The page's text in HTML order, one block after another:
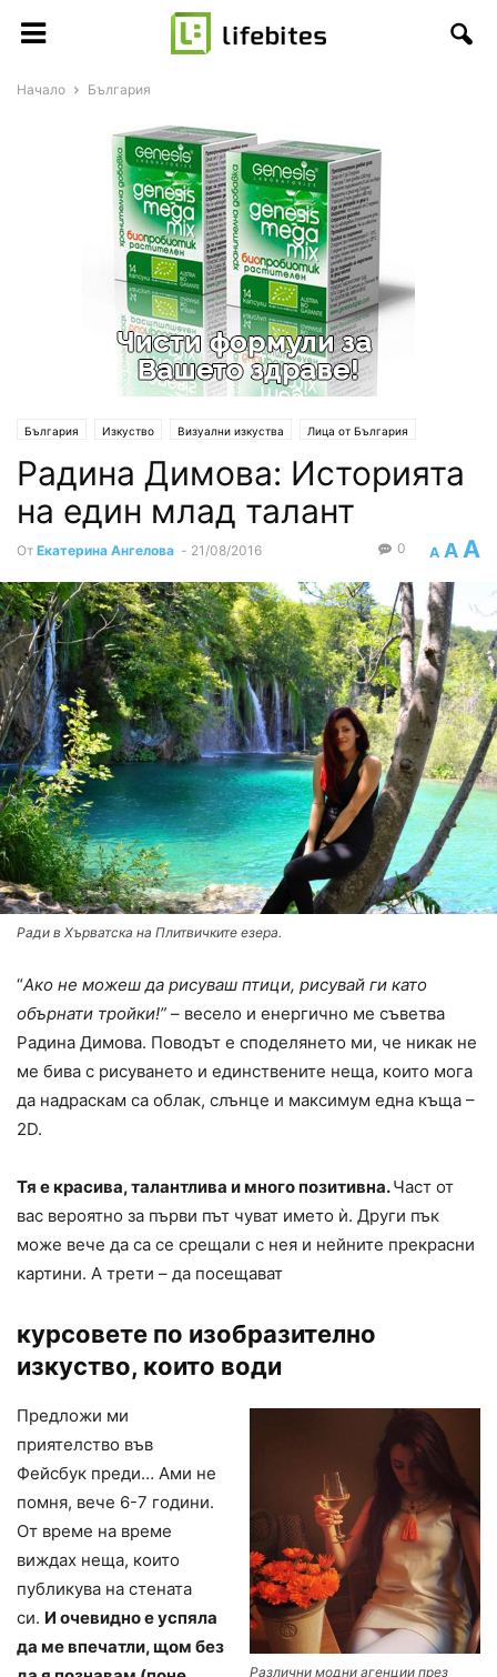
Начало България
България Изкуство Визуални изкуства Лица от България
Радина Димова: Историята
на един млад талант
От Екатерина Ангелова - 21/08/2016 A A A
0
Ради в Хърватска на Плитвичките езера.
“Ако не можеш да рисуваш птици, рисувай ги като
обърнати тройки!” – весело и енергично ме съветва
Радина Димова. Поводът е споделянето ми, че никак не
ме бива с рисуването и единствените неща, които мога
да надраскам са облак, слънце и максимум една къща –
2D.
Тя е красива, талантлива и много позитивна.Част от
вас вероятно за първи път чуват името ѝ. Други пък
може вече да са се срещали с нея и нейните прекрасни
картини. А трети – да посещават
курсовете по изобразително
изкуство, които води
Различни модни агенции през
Предложи ми
приятелство във
Фейсбук преди… Ами не
помня, вече 6-7 години.
От време на време
виждах неща, които
публикува на стената
си. И очевидно е успяла
да ме впечатли, щом без